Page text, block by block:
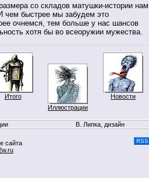
со складов матушки-истории нам
чем быстрее мы забудем это
очнемся, тем больше у нас шансов
хотя бы во всеоружии мужества.
Итого
Иллюстрации
Новости
В. Липка, дизайн
сайта
RSS